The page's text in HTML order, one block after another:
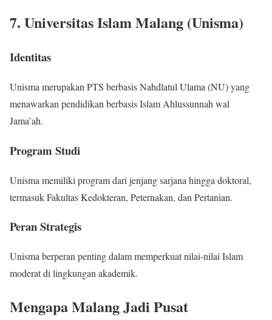
7. Universitas Islam Malang (Unisma)
Identitas
Unisma merupakan PTS berbasis Nahdlatul Ulama (NU) yang
menawarkan pendidikan berbasis Islam Ahlussunnah wal
Jama’ah.
Program Studi
Unisma memiliki program dari jenjang sarjana hingga doktoral,
termasuk Fakultas Kedokteran, Peternakan, dan Pertanian.
Peran Strategis
Unisma berperan penting dalam memperkuat nilai-nilai Islam
moderat di lingkungan akademik.
Mengapa Malang Jadi Pusat